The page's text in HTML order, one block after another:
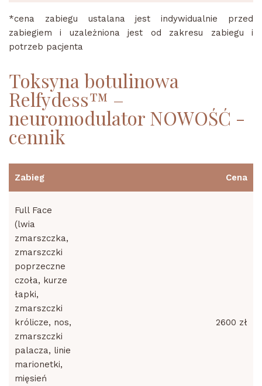
*cena zabiegu ustalana jest indywidualnie przed
zabiegiem i uzależniona jest od zakresu zabiegu i
potrzeb pacjenta
Toksyna botulinowa
Relfydess™ –
neuromodulator NOWOŚĆ -
cennik
Zabieg Cena
Full Face
(lwia
zmarszczka,
zmarszczki
poprzeczne
czoła, kurze
łapki,
zmarszczki
królicze, nos,
zmarszczki
palacza, linie
marionetki,
mięsień
2600 zł